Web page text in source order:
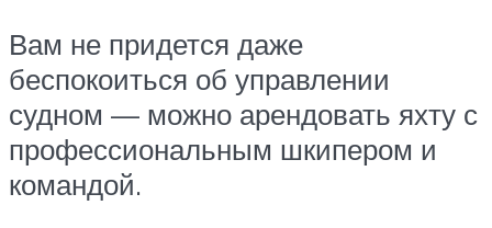
Вам не придется даже
беспокоиться об управлении
судном — можно арендовать яхту с
профессиональным шкипером и
командой.